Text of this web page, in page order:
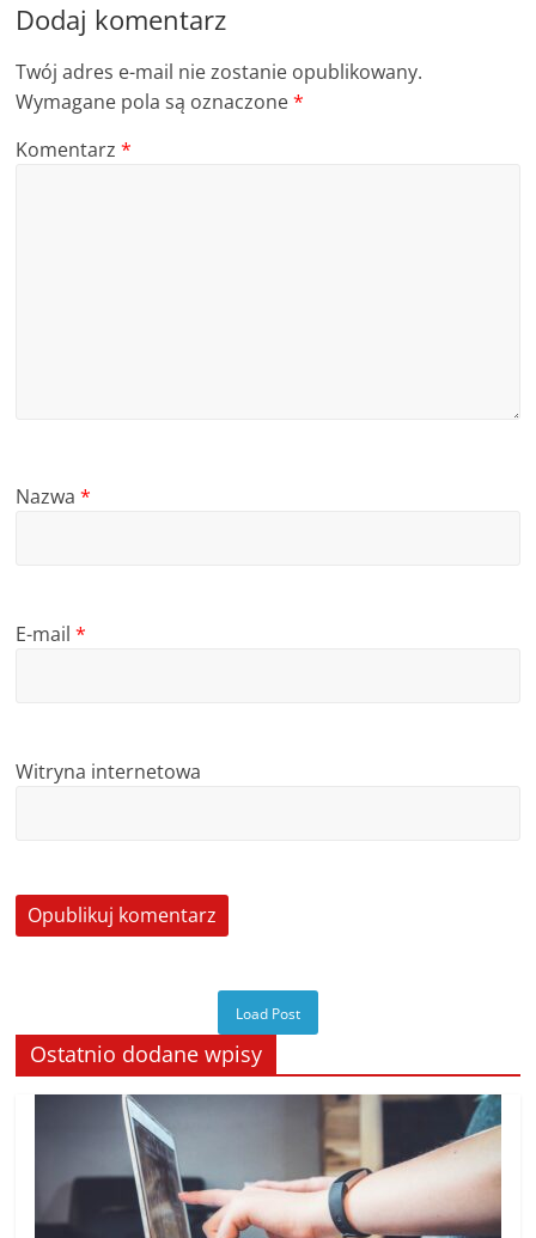
Dodaj komentarz
Twój adres e-mail nie zostanie opublikowany.
Wymagane pola są oznaczone*
Komentarz*
Nazwa*
E-mail*
Witryna internetowa
Load Post
Ostatnio dodane wpisy